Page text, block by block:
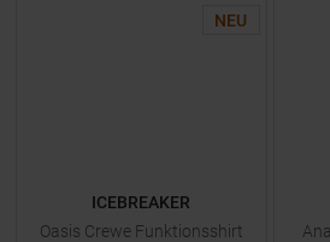
NEU
ICEBREAKER
Oasis Crewe Funktionsshirt